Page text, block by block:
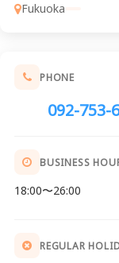
Fukuoka
PHONE
092-753-
BUSINESS
18:00〜26:00
REGULAR